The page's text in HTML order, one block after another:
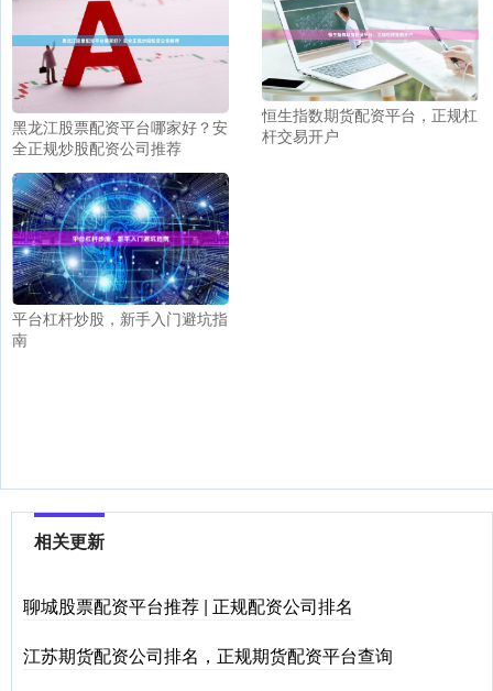
黑龙江股票配资平台哪家好？安
全正规炒股配资公司推荐
恒生指数期货配资平台，正规杠
杆交易开户
平台杠杆炒股，新手入门避坑指
南
相关更新
聊城股票配资平台推荐 | 正规配资公司排名
江苏期货配资公司排名，正规期货配资平台查询